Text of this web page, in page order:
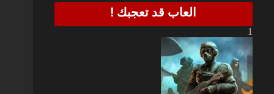
العاب قد تعجبك !
1